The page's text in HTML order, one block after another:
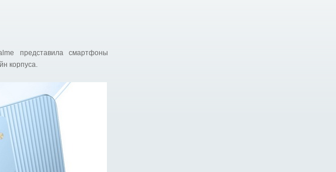
представила смартфоны
корпуса.